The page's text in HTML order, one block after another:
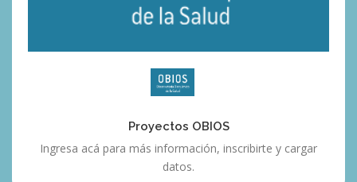
Proyectos OBIOS
Ingresa acá para más información, inscribirte y cargar
datos.